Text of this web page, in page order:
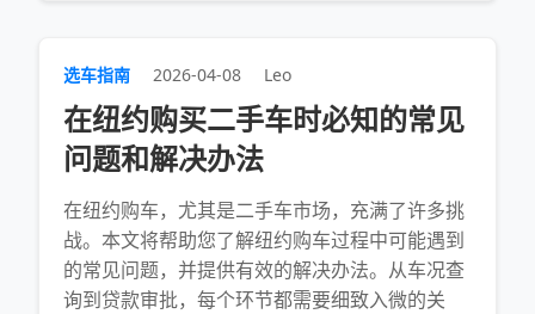
选车指南 2026-04-08 Leo
在纽约购买二手车时必知的常见
问题和解决办法
在纽约购车，尤其是二手车市场，充满了许多挑
战。本文将帮助您了解纽约购车过程中可能遇到
的常见问题，并提供有效的解决办法。从车况查
询到贷款审批，每个环节都需要细致入微的关